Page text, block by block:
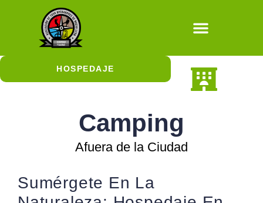
HOSPEDAJE
Camping
Afuera de la Ciudad
Sumérgete En La